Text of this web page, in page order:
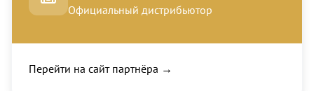
Официальный дистрибьютор
Перейти на сайт партнёра →